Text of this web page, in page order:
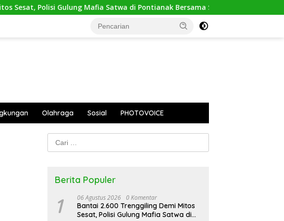
Mafia Satwa di Pontianak Bersama Setengah Ton Sisik Haram
Olahraga Sosial PHOTOVOICE
Cari
untuk:
Berita Populer
1 06 Agustus 2026 0 Komentar
Bantai 2.600 Trenggiling Demi Mitos
Sesat, Polisi Gulung Mafia Satwa di